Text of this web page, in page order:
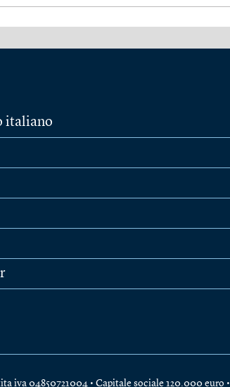
italiano
iva 04850721004 • Capitale sociale 120.000 euro •